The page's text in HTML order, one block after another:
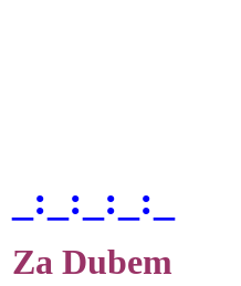
_:_:_:_:_
Za Dubem